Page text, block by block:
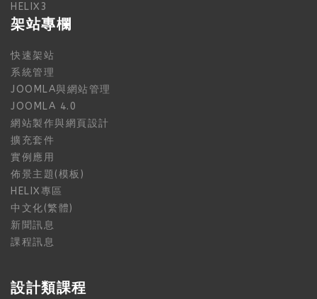
HELIX3
架站專欄
快速架站
系統管理
JOOMLA與網站管理
JOOMLA 4.0
網站製作與網頁設計
擴充套件
實例應用
佈景主題(模板)
HELIX專區
中文化(繁體)
新聞訊息
課程訊息
設計類課程